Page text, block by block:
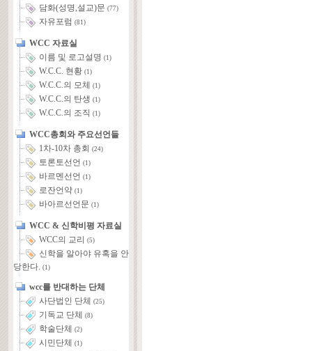
담화(성명,설교)문 (77)
자유포럼 (81)
WCC 자료실
이름 및 로고설명 (1)
W.C.C. 현황 (1)
W.C.C.의 모체 (1)
W.C.C.의 탄생 (1)
W.C.C.의 조직 (1)
WCC총회와 주요선언들
1차-10차 총회 (24)
토론토선언 (1)
바르멘선언 (1)
로잔언약 (1)
바아르선언문 (1)
WCC & 신학비평 자료실
WCC의 교리
(5)
신학을 알아야 유혹을 안
당한다. (1)
wcc를 반대하는 단체
사단법인 단체
(25)
기독교 단체 (8)
학술단체 (2)
시민단체 (1)